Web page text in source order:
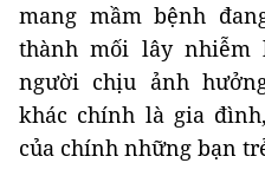
mang mầm bệnh
thành mối lây nhiễm
người chịu ảnh
khác chính là gia
của chính những bạn